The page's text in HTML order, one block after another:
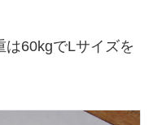
60kgでLサイズを